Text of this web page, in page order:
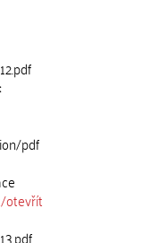
pdf
otevřít